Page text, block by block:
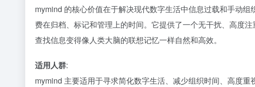
mymind 的核心价值在于解决现代数字生活中信息过载和手动
费在归档、标记和管理上的时间。它提供了一个无干扰、高度
查找信息变得像人类大脑的联想记忆一样自然和高效。
适用人群:
mymind 主要适用于寻求简化数字生活、减少组织时间、高度重